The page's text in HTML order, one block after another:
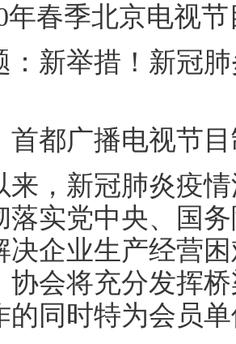
年春季北京电视
举措！新冠肺
都广播电视节目
新冠肺炎疫情
落实党中央、国
决企业生产经营
协会将充分发挥
的同时特为会员